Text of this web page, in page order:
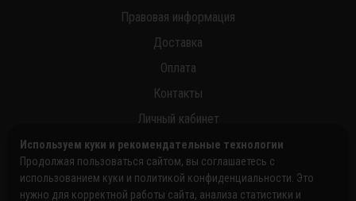
Правовая информация
Доставка
Оплата
Контакты
Личный кабинет
Используем куки и рекомендательные технологии
Продолжая пользоваться сайтом, вы соглашаетесь с
использованием куки и политикой конфиденциальности. Это
нужно для корректной работы сайта, анализа статистики и